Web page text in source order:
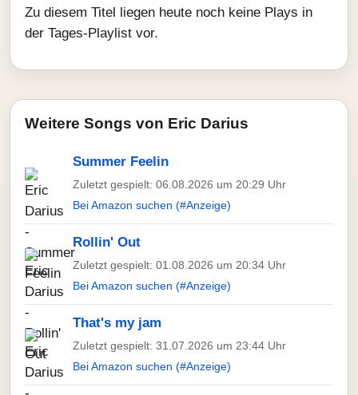
Zu diesem Titel liegen heute noch keine Plays in
der Tages-Playlist vor.
Weitere Songs von Eric Darius
Summer Feelin
Zuletzt gespielt: 06.08.2026 um 20:29 Uhr
Bei Amazon suchen (#Anzeige)
Rollin' Out
Zuletzt gespielt: 01.08.2026 um 20:34 Uhr
Bei Amazon suchen (#Anzeige)
That's my jam
Zuletzt gespielt: 31.07.2026 um 23:44 Uhr
Bei Amazon suchen (#Anzeige)